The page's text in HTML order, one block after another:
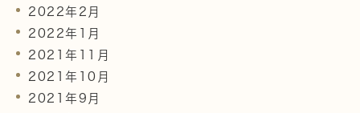
2022年2月
2022年1月
2021年11月
2021年10月
2021年9月